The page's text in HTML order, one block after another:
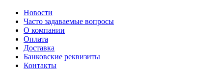
Новости
Часто задаваемые вопросы
О компании
Оплата
Доставка
Банковские реквизиты
Контакты